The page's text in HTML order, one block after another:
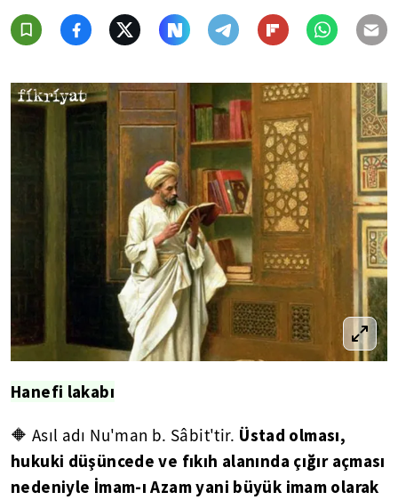
Hanefi lakabı
🔶 Asıl adı Nu'man b. Sâbit'tir. Üstad olması,
hukuki düşüncede ve fıkıh alanında çığır açması
nedeniyle İmam-ı Azam yani büyük imam olarak